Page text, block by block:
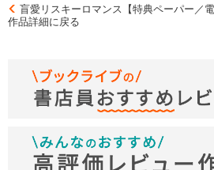
盲愛リスキーロマンス【特典ペーパー／
作品詳細に戻る